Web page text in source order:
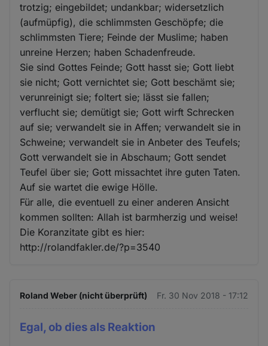
trotzig; eingebildet; undankbar; widersetzlich
(aufmüpfig), die schlimmsten Geschöpfe; die
schlimmsten Tiere; Feinde der Muslime; haben
unreine Herzen; haben Schadenfreude.
Sie sind Gottes Feinde; Gott hasst sie; Gott liebt
sie nicht; Gott vernichtet sie; Gott beschämt sie;
verunreinigt sie; foltert sie; lässt sie fallen;
verflucht sie; demütigt sie; Gott wirft Schrecken
auf sie; verwandelt sie in Affen; verwandelt sie in
Schweine; verwandelt sie in Anbeter des Teufels;
Gott verwandelt sie in Abschaum; Gott sendet
Teufel über sie; Gott missachtet ihre guten Taten.
Auf sie wartet die ewige Hölle.
Für alle, die eventuell zu einer anderen Ansicht
kommen sollten: Allah ist barmherzig und weise!
Die Koranzitate gibt es hier:
http://rolandfakler.de/?p=3540
Roland Weber (nicht überprüft) Fr. 30 Nov 2018 - 17:12
Egal, ob dies als Reaktion